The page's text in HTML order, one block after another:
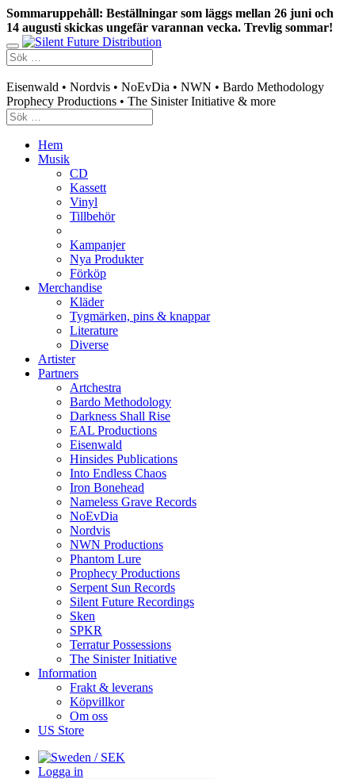
Sommaruppehåll: Beställningar som läggs mellan 26 juni och
14 augusti skickas ungefär varannan vecka. Trevlig sommar!
Eisenwald • Nordvis • NoEvDia • NWN • Bardo Methodology
Prophecy Productions • The Sinister Initiative & more
Hem
Musik
CD
Kassett
Vinyl
Tillbehör
Kampanjer
Nya Produkter
Förköp
Merchandise
Kläder
Tygmärken, pins & knappar
Literature
Diverse
Artister
Partners
Artchestra
Bardo Methodology
Darkness Shall Rise
EAL Productions
Eisenwald
Hinsides Publications
Into Endless Chaos
Iron Bonehead
Nameless Grave Records
NoEvDia
Nordvis
NWN Productions
Phantom Lure
Prophecy Productions
Serpent Sun Records
Silent Future Recordings
Sken
SPKR
Terratur Possessions
The Sinister Initiative
Information
Frakt & leverans
Köpvillkor
Om oss
US Store
/ SEK
Logga in